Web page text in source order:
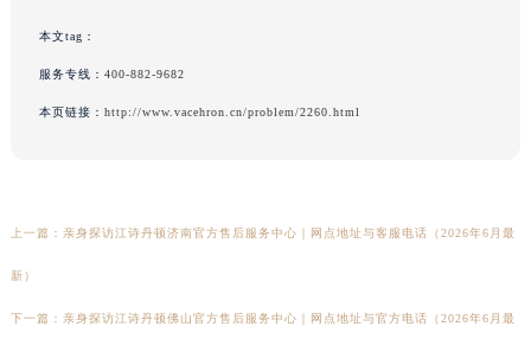
本文tag：
服务专线： 400-882-9682
本页链接： http://www.vacehron.cn/problem/2260.html
上一篇： 亲身探访江诗丹顿济南官方售后服务中心｜网点地址与客服电话（2026年6月最
新）
下一篇： 亲身探访江诗丹顿佛山官方售后服务中心｜网点地址与官方电话（2026年6月最